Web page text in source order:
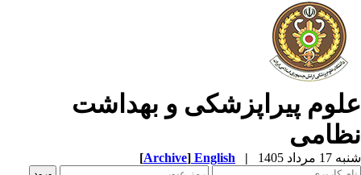
پیراپزشکی و بهداشت
مرداد 1405 |
English
[Archive]